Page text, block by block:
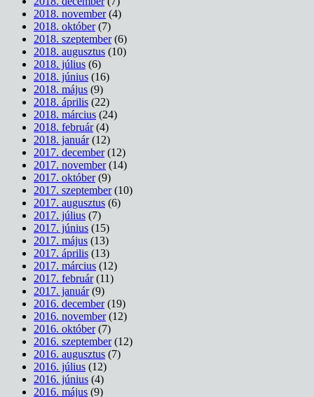
2018. november(4)
2018. október(7)
2018. szeptember(6)
2018. augusztus (10)
2018. július (6)
2018. június (16)
2018. május (9)
2018. április (22)
2018. március (24)
2018. február(4)
2018. január(12)
2017. december(12)
2017. november(14)
2017. október(9)
2017. szeptember(10)
2017. augusztus (6)
2017. július (7)
2017. június (15)
2017. május (13)
2017. április (13)
2017. március (12)
2017. február(11)
2017. január(9)
2016. december(19)
2016. november(12)
2016. október(7)
2016. szeptember(12)
2016. augusztus (7)
2016. július (12)
2016. június (4)
2016. május (9)